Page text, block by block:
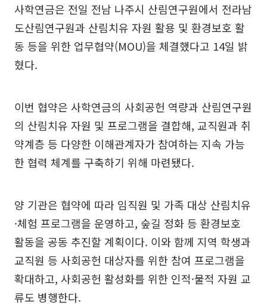
사학연금은 전일 전남 나주시 산림연구원에서 전라남
도산림연구원과 산림치유 자원 활용 및 환경보호 활
동 등을 위한 업무협약(MOU)을 체결했다고 14일 밝
혔다.
이번 협약은 사학연금의 사회공헌 역량과 산림연구원
의 산림치유 자원 및 프로그램을 결합해, 교직원과 취
약계층 등 다양한 이해관계자가 참여하는 지속 가능
한 협력 체계를 구축하기 위해 마련됐다.
양 기관은 협약에 따라 임직원 및 가족 대상 산림치유
·체험 프로그램을 운영하고, 숲길 정화 등 환경보호
활동을 공동 추진할 계획이다. 이와 함께 지역 학생과
교직원 등 사회공헌 대상자를 위한 참여 프로그램을
확대하고, 사회공헌 활성화를 위한 인적·물적 자원 교
류도 병행한다.